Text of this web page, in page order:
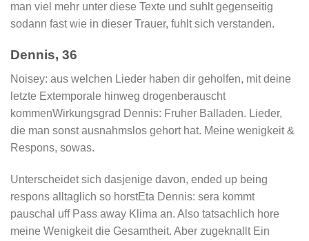
man viel mehr unter diese Texte und suhlt gegenseitig
sodann fast wie in dieser Trauer, fuhlt sich verstanden.
Dennis, 36
Noisey: aus welchen Lieder haben dir geholfen, mit deine
letzte Extemporale hinweg drogenberauscht
kommenWirkungsgrad Dennis: Fruher Balladen. Lieder,
die man sonst ausnahmslos gehort hat. Meine wenigkeit &
Respons, sowas.
Unterscheidet sich dasjenige davon, ended up being
respons alltaglich so horstEta Dennis: sera kommt
pauschal uff Pass away Klima an. Also tatsachlich hore
meine Wenigkeit die Gesamtheit. Aber zugeknallt Ein